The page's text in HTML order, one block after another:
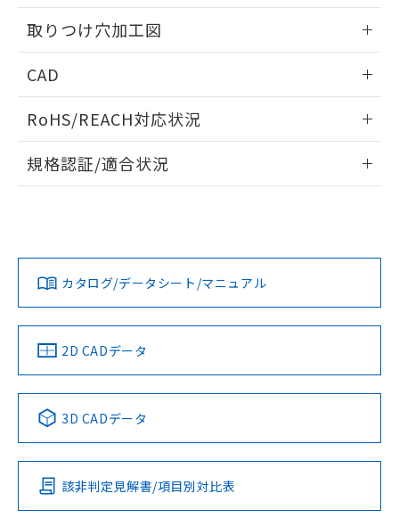
取りつけ穴加工図
CAD
ドすることができます。
ログイン/会員登録
ダウンロードデータをご利用いただく前に、以下を必ずお読
みください。
ソフトウェアの使用条件
RoHS/REACH対応状況
EU RoHS 注意事項・凡例
対応済み
中国 RoHS 注意事項・凡例
Pb Hg Cd Cr(VI)
O
規格認証/適合状況
LR型式承認
（イギリス
船舶規格）
DNV型式承認
（ノルウェー
BV型式承認
（フランス
KR型式
（韓国
No No No No
この製品の規格認証/適合状況ページへ
その他の認証はこちらのページからご検索ください
カタログ/データシート/マニュアル
2D CADデータ
3D CADデータ
該非判定見解書/項目別対比表
の共同利用に関して"
用者の範囲」に記載されている法人を
EU RoHS指令（10物質）の非含有証明書
51物質の非含有証明書（当社基準）
※本証明書は発行日時点で非含有を証明す
物質の対応では、対応完了までの期間は出
荷製品に未対応品が混在することから備考
欄に対応日を記載しておりました。
既に当社にて対応品への在庫切替を完了